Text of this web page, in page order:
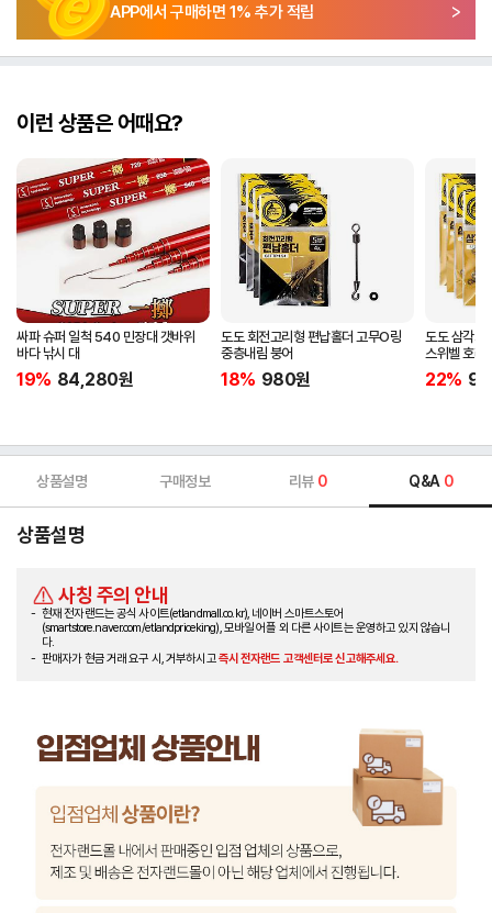
APP에서 구매하면 1% 추가 적립
이런 상품은 어때요?
싸파 슈퍼 일척 540 민장대 갯바위
바다 낚시 대
19% 84,280원
도도 회전고리형 편납홀더 고무O링
중층내림 붕어
18% 980원
도도 삼각회
스위벨 호래
22%
상품설명 구매정보 리뷰 0 Q&A 0
상품설명
사칭 주의 안내
현재 전자랜드는 공식 사이트(etlandmall.co.kr), 네이버 스마트스토어
(smartstore.naver.com/etlandpriceking), 모바일 어플 외 다른 사이트는 운영하고 있지 않습니
다.
판매자가 현금 거래 요구 시, 거부하시고즉시 전자랜드 고객센터로 신고해주세요.